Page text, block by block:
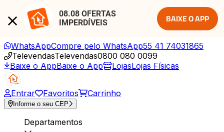
08.08 OFERTAS
IMPERDÍVEIS
BAIXE O APP
WhatsAppCompre pelo WhatsApp55 41 74031865
TelevendasTelevendas0800 080 0099
Baixe o AppBaixe o App LojasLojas Físicas
Entrar Favoritos Carrinho
Informe o seu CEP
Departamentos